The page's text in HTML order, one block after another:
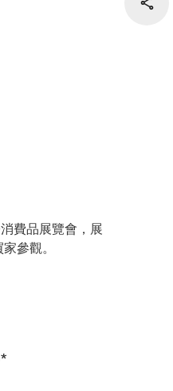
費品展覽會，展
參觀。